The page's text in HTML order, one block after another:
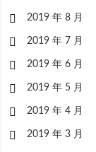
2019 年 8 月
2019 年 7 月
2019 年 6 月
2019 年 5 月
2019 年 4 月
2019 年 3 月